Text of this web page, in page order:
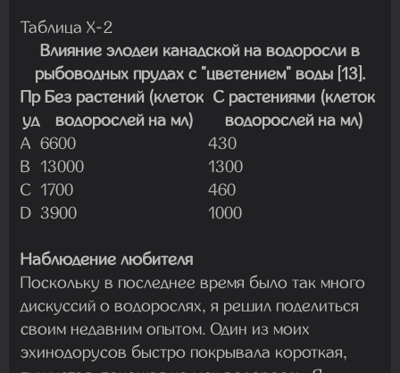
Таблица Х-2
Влияние элодеи канадской на водоросли в
рыбоводных прудах с "цветением" воды [13].
Пр
уд
Без растений (клеток
водорослей на мл)
С растениями (клеток
водорослей на мл)
A 6600
430
B 13000
1300
C 1700
460
D 3900 1000
Наблюдение любителя
Поскольку в последнее время было так много
дискуссий о водорослях, я решил поделиться
своим недавним опытом. Один из моих
эхинодорусов быстро покрывала короткая,